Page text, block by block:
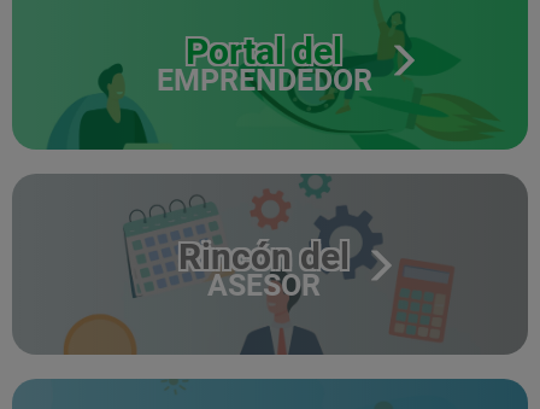
Portal del
EMPRENDEDOR
Rincón del
ASESOR